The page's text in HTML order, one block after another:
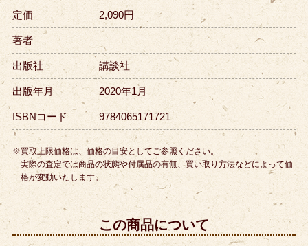
定価 2,090円
著者
出版社 講談社
出版年月 2020年1月
ISBNコード 9784065171721
※買取上限価格は、価格の目安としてご参照ください。
実際の査定では商品の状態や付属品の有無、買い取り方法などによって価
格が変動いたします。
この商品について